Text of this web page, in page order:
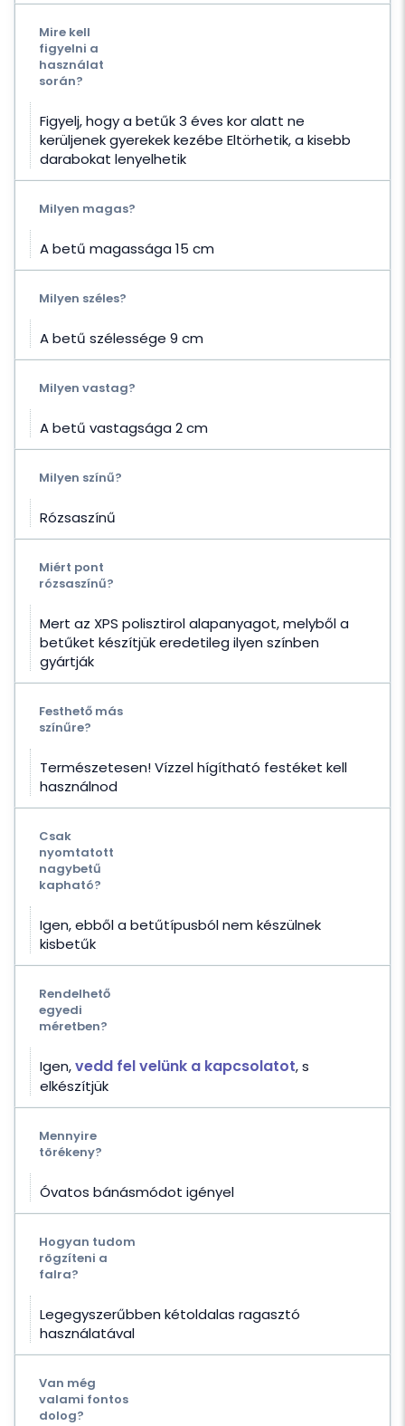
Mire kell
figyelni a
használat
során?
Figyelj, hogy a betűk 3 éves kor alatt ne
kerüljenek gyerekek kezébe Eltörhetik, a kisebb
darabokat lenyelhetik
Milyen magas?
A betű magassága 15 cm
Milyen széles?
A betű szélessége 9 cm
Milyen vastag?
A betű vastagsága 2 cm
Milyen színű?
Rózsaszínű
Miért pont
rózsaszínű?
Mert az XPS polisztirol alapanyagot, melyből a
betűket készítjük eredetileg ilyen színben
gyártják
Festhető más
színűre?
Természetesen! Vízzel hígítható festéket kell
használnod
Csak
nyomtatott
nagybetű
kapható?
Igen, ebből a betűtípusból nem készülnek
kisbetűk
Rendelhető
egyedi
méretben?
Igen,vedd fel velünk a kapcsolatot, s
elkészítjük
Mennyire
törékeny?
Óvatos bánásmódot igényel
Hogyan tudom
rögzíteni a
falra?
Legegyszerűbben kétoldalas ragasztó
használatával
Van még
valami fontos
dolog?